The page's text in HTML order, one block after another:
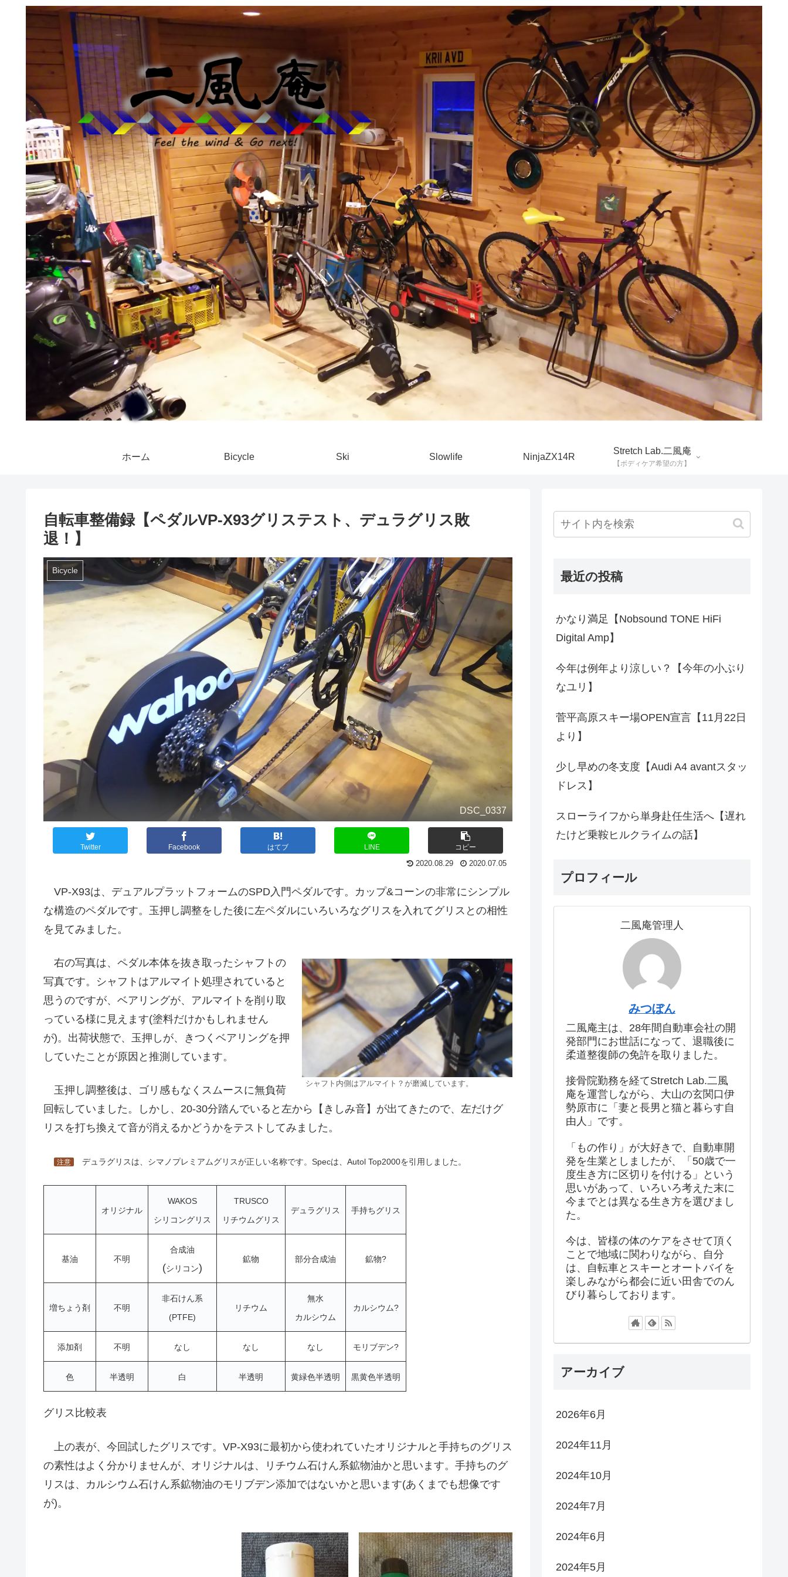
ホーム Bicycle Ski Slowlife NinjaZX14R
Stretch Lab.二風庵
【ボディケア希望の方】
自転車整備録【ペダルVP-X93グリステスト、デュラグリス敗
退！】
Bicycle
DSC_0337
Twitter Facebook はてブ LINE コピー
2020.08.29 2020.07.05
VP-X93は、デュアルプラットフォームのSPD入門ペダルです。カップ&コーンの非常にシンプル
な構造のペダルです。玉押し調整をした後に左ペダルにいろいろなグリスを入れてグリスとの相性
を見てみました。
シャフト内側はアルマイト？が磨滅しています。
右の写真は、ペダル本体を抜き取ったシャフトの
写真です。シャフトはアルマイト処理されていると
思うのですが、ベアリングが、アルマイトを削り取
っている様に見えます(塗料だけかもしれません
が)。出荷状態で、玉押しが、きつくベアリングを押
していたことが原因と推測しています。
玉押し調整後は、ゴリ感もなくスムースに無負荷
回転していました。しかし、20-30分踏んでいると左から【きしみ音】が出てきたので、左だけグ
リスを打ち換えて音が消えるかどうかをテストしてみました。
注意 デュラグリスは、シマノプレミアムグリスが正しい名称です。 Specは、Autol Top2000を引用しました。
オリジナル
WAKOS
シリコングリス
TRUSCO
リチウムグリス
デュラグリス 手持ちグリス
基油 不明
合成油
(シリコン)
鉱物 部分合成油 鉱物?
増ちょう剤 不明
非石けん系
(PTFE)
リチウム
無水
カルシウム
カルシウム?
添加剤 不明 なし なし なし モリブデン?
色 半透明 白 半透明 黄緑色半透明 黒黄色半透明
グリス比較表
上の表が、今回試したグリスです。VP-X93に最初から使われていたオリジナルと手持ちのグリス
の素性はよく分かりませんが、オリジナルは、リチウム石けん系鉱物油かと思います。手持ちのグ
リスは、カルシウム石けん系鉱物油のモリブデン添加ではないかと思います(あくまでも想像です
が)。
最近の投稿
かなり満足【Nobsound TONE HiFi
Digital Amp】
今年は例年より涼しい？【今年の小ぶり
なユリ】
菅平高原スキー場OPEN宣言【11月22日
より】
少し早めの冬支度【Audi A4 avantスタッ
ドレス】
スローライフから単身赴任生活へ【遅れ
たけど乗鞍ヒルクライムの話】
プロフィール
二風庵管理人
みつぼん
二風庵主は、28年間自動車会社の開
発部門にお世話になって、退職後に
柔道整復師の免許を取りました。
接骨院勤務を経てStretch Lab.二風
庵を運営しながら、大山の玄関口伊
勢原市に「妻と長男と猫と暮らす自
由人」です。
「もの作り」が大好きで、自動車開
発を生業としましたが、「50歳で一
度生き方に区切りを付ける」という
思いがあって、いろいろ考えた末に
今までとは異なる生き方を選びまし
た。
今は、皆様の体のケアをさせて頂く
ことで地域に関わりながら、自分
は、自転車とスキーとオートバイを
楽しみながら都会に近い田舎でのん
びり暮らしております。
アーカイブ
2026年6月
2024年11月
2024年10月
2024年7月
2024年6月
2024年5月